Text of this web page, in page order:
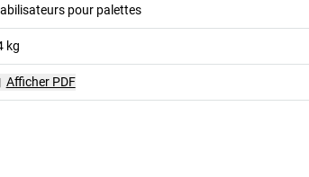
pour palettes
kg
Afficher PDF